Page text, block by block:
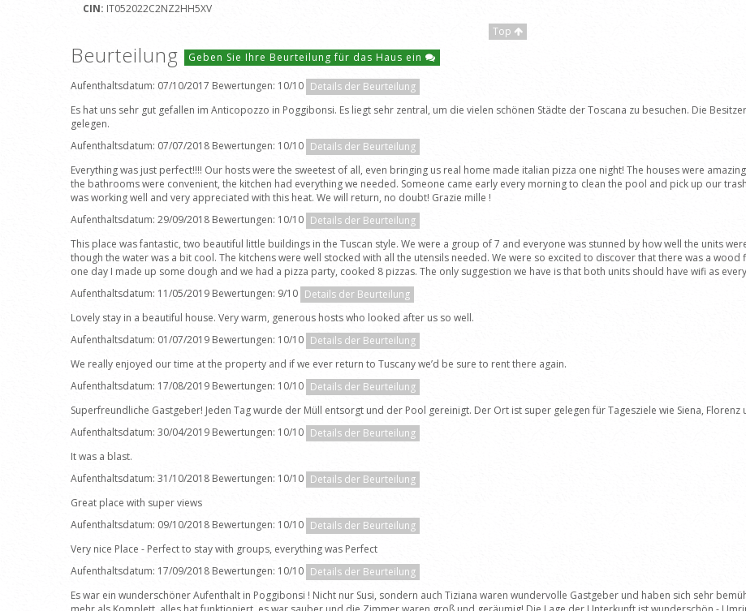
CIN: IT052022C2NZ2HH5XV
Top
Beurteilung Geben Sie Ihre Beurteilung für das Haus ein
Aufenthaltsdatum: 07/10/2017 Bewertungen: 10/10 Details der Beurteilung
Es hat uns sehr gut gefallen im Anticopozzo in Poggibonsi. Es liegt sehr zentral, um die vielen schönen Städte der Toscana zu besuchen. Die
gelegen.
Aufenthaltsdatum: 07/07/2018 Bewertungen: 10/10 Details der Beurteilung
Everything was just perfect!!!! Our hosts were the sweetest of all, even bringing us real home made italian pizza one night! The houses were
the bathrooms were convenient, the kitchen had everything we needed. Someone came early every morning to clean the pool and pick up our
was working well and very appreciated with this heat. We will return, no doubt! Grazie mille !
Aufenthaltsdatum: 29/09/2018 Bewertungen: 10/10 Details der Beurteilung
This place was fantastic, two beautiful little buildings in the Tuscan style. We were a group of 7 and everyone was stunned by how well the units
though the water was a bit cool. The kitchens were well stocked with all the utensils needed. We were so excited to discover that there was a
one day I made up some dough and we had a pizza party, cooked 8 pizzas. The only suggestion we have is that both units should have wifi as
Aufenthaltsdatum: 11/05/2019 Bewertungen: 9/10 Details der Beurteilung
Lovely stay in a beautiful house. Very warm, generous hosts who looked after us so well.
Aufenthaltsdatum: 01/07/2019 Bewertungen: 10/10 Details der Beurteilung
We really enjoyed our time at the property and if we ever return to Tuscany we’d be sure to rent there again.
Aufenthaltsdatum: 17/08/2019 Bewertungen: 10/10 Details der Beurteilung
Superfreundliche Gastgeber! Jeden Tag wurde der Müll entsorgt und der Pool gereinigt. Der Ort ist super gelegen für Tagesziele wie Siena, Florenz
Aufenthaltsdatum: 30/04/2019 Bewertungen: 10/10 Details der Beurteilung
It was a blast.
Aufenthaltsdatum: 31/10/2018 Bewertungen: 10/10 Details der Beurteilung
Great place with super views
Aufenthaltsdatum: 09/10/2018 Bewertungen: 10/10 Details der Beurteilung
Very nice Place - Perfect to stay with groups, everything was Perfect
Aufenthaltsdatum: 17/09/2018 Bewertungen: 10/10 Details der Beurteilung
Es war ein wunderschöner Aufenthalt in Poggibonsi ! Nicht nur Susi, sondern auch Tiziana waren wundervolle Gastgeber und haben sich sehr